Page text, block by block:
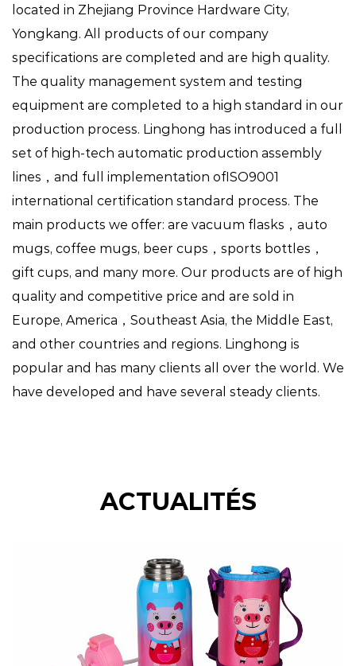
located in Zhejiang Province Hardware City,
Yongkang. All products of our company
specifications are completed and are high quality.
The quality management system and testing
equipment are completed to a high standard in our
production process. Linghong has introduced a full
set of high-tech automatic production assembly
lines，and full implementation ofISO9001
international certification standard process. The
main products we offer: are vacuum flasks，auto
mugs, coffee mugs, beer cups，sports bottles，
gift cups, and many more. Our products are of high
quality and competitive price and are sold in
Europe, America，Southeast Asia, the Middle East,
and other countries and regions. Linghong is
popular and has many clients all over the world. We
have developed and have several steady clients.
ACTUALITÉS